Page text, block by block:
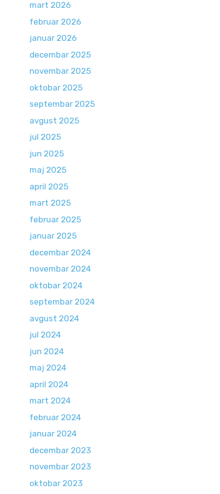
mart 2026
februar 2026
januar 2026
decembar 2025
novembar 2025
oktobar 2025
septembar 2025
avgust 2025
jul 2025
jun 2025
maj 2025
april 2025
mart 2025
februar 2025
januar 2025
decembar 2024
novembar 2024
oktobar 2024
septembar 2024
avgust 2024
jul 2024
jun 2024
maj 2024
april 2024
mart 2024
februar 2024
januar 2024
decembar 2023
novembar 2023
oktobar 2023